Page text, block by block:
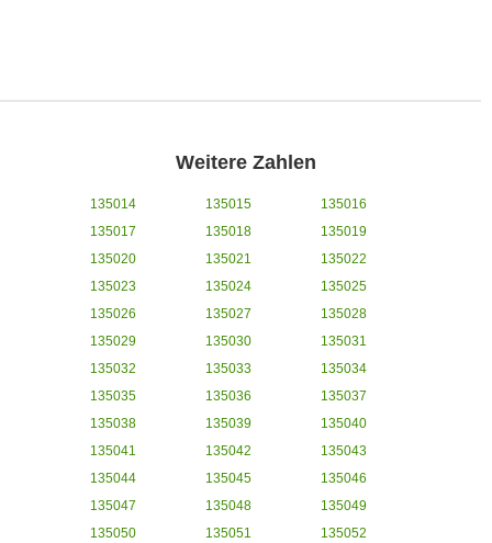
Weitere Zahlen
135014 135015
135016
135017
135018
135019
135020
135021
135022
135023
135024
135025
135026
135027
135028
135029
135030
135031
135032
135033
135034
135035
135036
135037
135038
135039
135040
135041
135042
135043
135044
135045
135046
135047
135048
135049
135050
135051
135052